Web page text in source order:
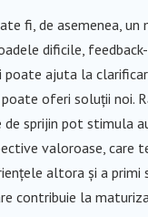
fi, de asemenea,
dificile,
poate ajuta la
oferi soluții noi.
de sprijin pot stimula
valoroase, care
altora și a
contribuie la